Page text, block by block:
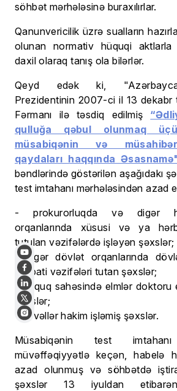
söhbət mərhələsinə buraxılırlar.
Qanunvericilik üzrə sualların
olunan normativ hüquqi aktlarla
daxil olaraq tanış ola bilərlər.
Qeyd edək ki,
Prezidentinin 2007-ci il 13
Fərmanı ilə təsdiq edilmiş
qulluğa qəbul olunmaq
müsabiqənin və
qaydaları haqqında
bəndlərində göstərilən aşağıdakı
test imtahanı mərhələsindən azad
- prokurorluqda və digər
orqanlarında xüsusi və ya
tutulan vəzifələrdə işləyən şəxslər;
- digər dövlət orqanlarında
inzibati vəzifələri tutan şəxslər;
- hüquq sahəsində elmlər doktoru
şəxslər;
- əvvəllər hakim işləmiş şəxslər.
Müsabiqənin test imtahanı
müvəffəqiyyətlə keçən, habelə
azad olunmuş və söhbətdə
şəxslər 13 iyuldan